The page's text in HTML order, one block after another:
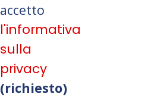
accetto
l'informativa
sulla
privacy
(richiesto)